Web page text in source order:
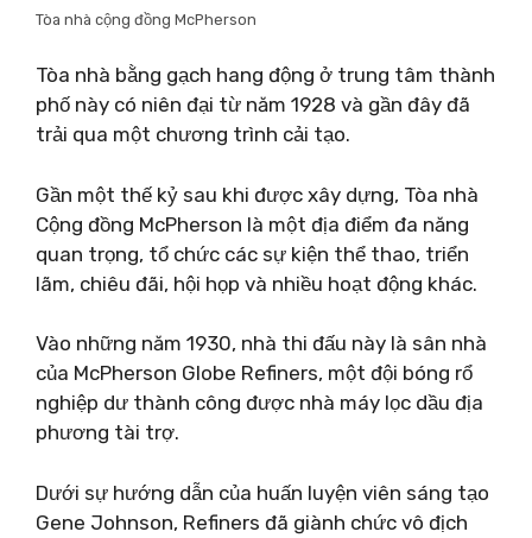
Tòa nhà cộng đồng McPherson
Tòa nhà bằng gạch hang động ở trung tâm thành
phố này có niên đại từ năm 1928 và gần đây đã
trải qua một chương trình cải tạo.
Gần một thế kỷ sau khi được xây dựng, Tòa nhà
Cộng đồng McPherson là một địa điểm đa năng
quan trọng, tổ chức các sự kiện thể thao, triển
lãm, chiêu đãi, hội họp và nhiều hoạt động khác.
Vào những năm 1930, nhà thi đấu này là sân nhà
của McPherson Globe Refiners, một đội bóng rổ
nghiệp dư thành công được nhà máy lọc dầu địa
phương tài trợ.
Dưới sự hướng dẫn của huấn luyện viên sáng tạo
Gene Johnson, Refiners đã giành chức vô địch